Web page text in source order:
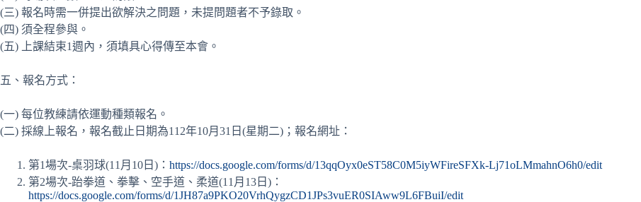
(三) 報名時需一併提出欲解決之問題，未提問題者不予錄取。
(四) 須全程參與。
(五) 上課結束1週內，須填具心得傳至本會。
五、報名方式：
(一) 每位教練請依運動種類報名。
(二) 採線上報名，報名截止日期為112年10月31日(星期二)；報名網址：
第1場次-桌羽球(11月10日)： https://docs.google.com/forms/d/13qqOyx0eST58C0M5iyWFireSFXk-Lj71oLMmahnO6h0/edit
第2場次-跆拳道、拳擊、空手道、柔道(11月13日)：
https://docs.google.com/forms/d/1JH87a9PKO20VrhQygzCD1JPs3vuER0SIAww9L6FBuiI/edit